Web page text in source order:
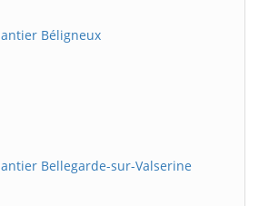
Béligneux
Bellegarde-sur-Valserine